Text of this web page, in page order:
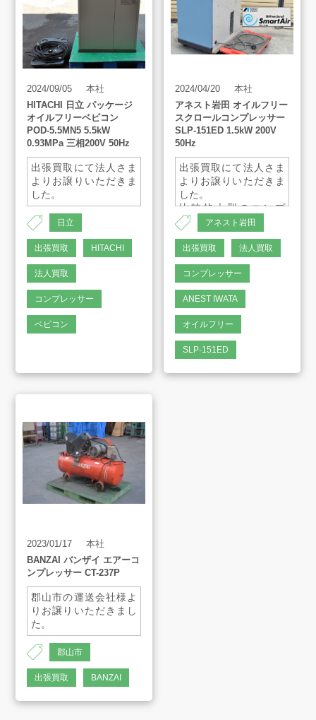
2024/09/05
本社
HITACHI 日立 パッケージ
オイルフリーベビコン
POD-5.5MN5 5.5kW
0.93MPa 三相200V 50Hz
出張買取にて法人さま
よりお譲りいただきま
した。
日立
出張買取 HITACHI
法人買取
コンプレッサー
ベビコン
2024/04/20
本社
アネスト岩田 オイルフリー
スクロールコンプレッサー
SLP-151ED 1.5kW 200V
50Hz
出張買取にて法人さま
よりお譲りいただきま
した。
比較的大型のコンプ
レッサーも、出張買取
可能です。
お気軽にご相談くださ
アネスト岩田
出張買取 法人買取
コンプレッサー
ANEST IWATA
オイルフリー
SLP-151ED
2023/01/17
本社
BANZAI バンザイ エアーコ
ンプレッサー CT-237P
郡山市の運送会社様よ
りお譲りいただきまし
た。
AH-1444
郡山市
出張買取 BANZAI